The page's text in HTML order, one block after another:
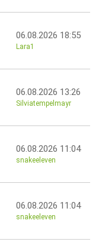
06.08.2026 18:55
Lara1
06.08.2026 13:26
Silviatempelmayr
06.08.2026 11:04
snakeeleven
06.08.2026 11:04
snakeeleven